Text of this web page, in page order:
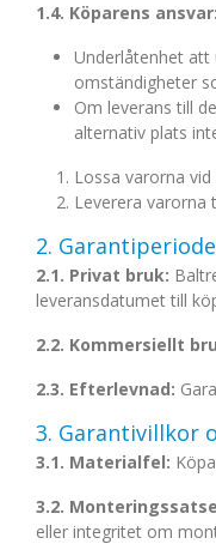
1.4. Köparens ansvar:
Underlåtenhet att
omständigheter
Om leverans till
alternativ plats
Lossa varorna
Leverera varorna
2.
2.1. Privat bruk:
leveransdatumet till
2.2. Kommersiellt
2.3. Efterlevnad:
3. Garantivillkor
3.1. Materialfel:
3.2.
eller integritet om